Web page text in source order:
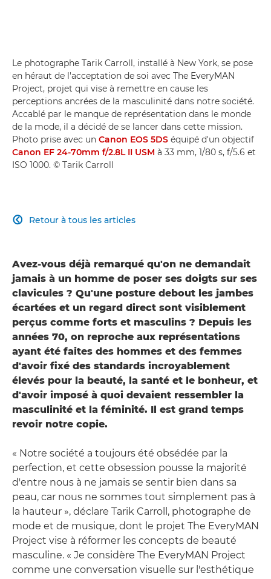
Le photographe Tarik Carroll, installé à New York, se pose
en héraut de l'acceptation de soi avec The EveryMAN
Project, projet qui vise à remettre en cause les
perceptions ancrées de la masculinité dans notre société.
Accablé par le manque de représentation dans le monde
de la mode, il a décidé de se lancer dans cette mission.
Photo prise avec un Canon EOS 5DS équipé d'un objectif
Canon EF 24-70mm f/2.8L II USM à 33 mm, 1/80 s, f/5.6 et
ISO 1000. © Tarik Carroll
Retour à tous les articles

Avez-vous déjà remarqué qu'on ne demandait
jamais à un homme de poser ses doigts sur ses
clavicules ? Qu'une posture debout les jambes
écartées et un regard direct sont visiblement
perçus comme forts et masculins ? Depuis les
années 70, on reproche aux représentations
ayant été faites des hommes et des femmes
d'avoir fixé des standards incroyablement
élevés pour la beauté, la santé et le bonheur, et
d'avoir imposé à quoi devaient ressembler la
masculinité et la féminité. Il est grand temps
revoir notre copie.
« Notre société a toujours été obsédée par la
perfection, et cette obsession pousse la majorité
d'entre nous à ne jamais se sentir bien dans sa
peau, car nous ne sommes tout simplement pas à
la hauteur », déclare Tarik Carroll, photographe de
mode et de musique, dont le projet The EveryMAN
Project vise à réformer les concepts de beauté
masculine. « Je considère The EveryMAN Project
comme une conversation visuelle sur l'esthétique